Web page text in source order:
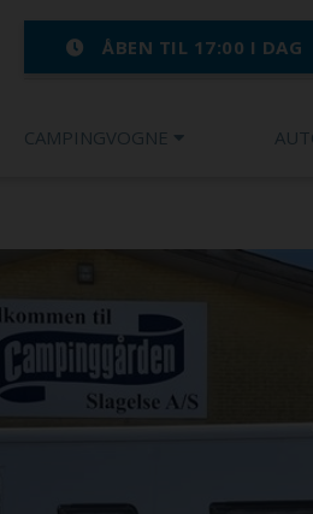
ÅBEN TIL 17:00 I DAG
CAMPINGVOGNE